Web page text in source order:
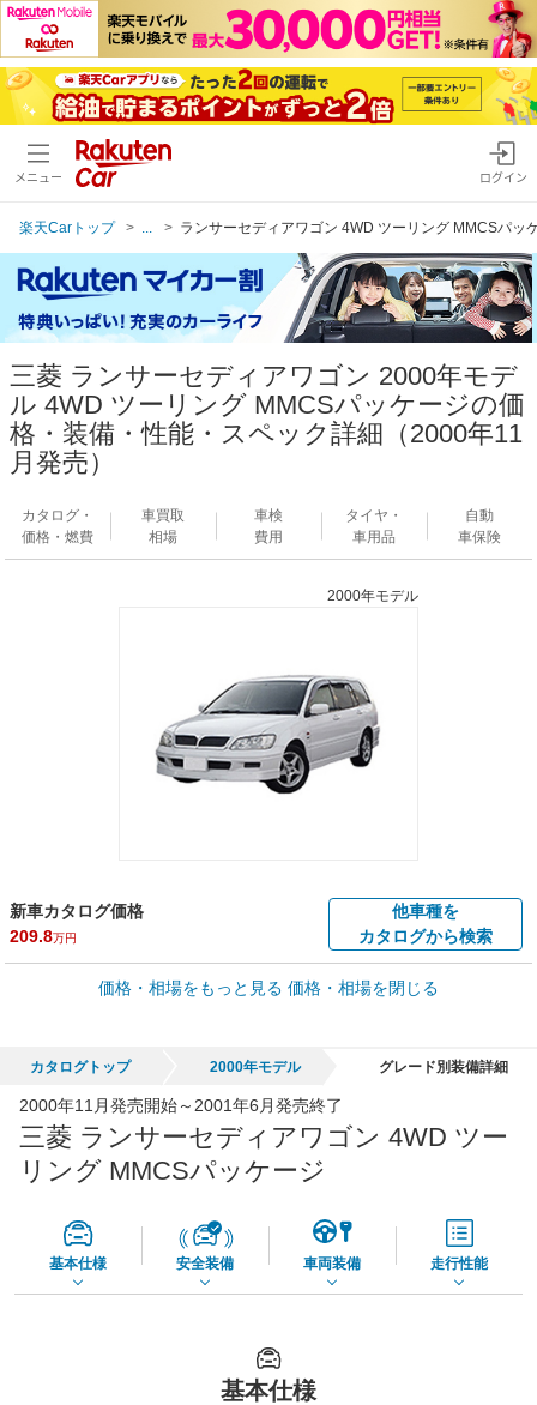
メニュー ログイン
楽天Carトップ ランサーセディアワゴン 4WD ツーリング MMCSパッ
三菱 ランサーセディアワゴン 2000年モデ
ル 4WD ツーリング MMCSパッケージの価
格・装備・性能・スペック詳細（2000年11
月発売）
カタログ・
価格・燃費
車買取
相場
車検
費用
タイヤ・
車用品
自動
車保険
2000年モデル
新車カタログ価格
209.8万円
他車種を
カタログから検索
車買取価格 *
車買取相場
65,050円
*当該価格は車種別の価格となります。
価格・相場をもっと見る 価格・相場を閉じる
カタログトップ 2000年モデル グレード別装備詳細
2000年11月発売開始～2001年6月発売終了
三菱 ランサーセディアワゴン 4WD ツー
リング MMCSパッケージ
基本仕様 安全装備 車両装備 走行性能
基本仕様